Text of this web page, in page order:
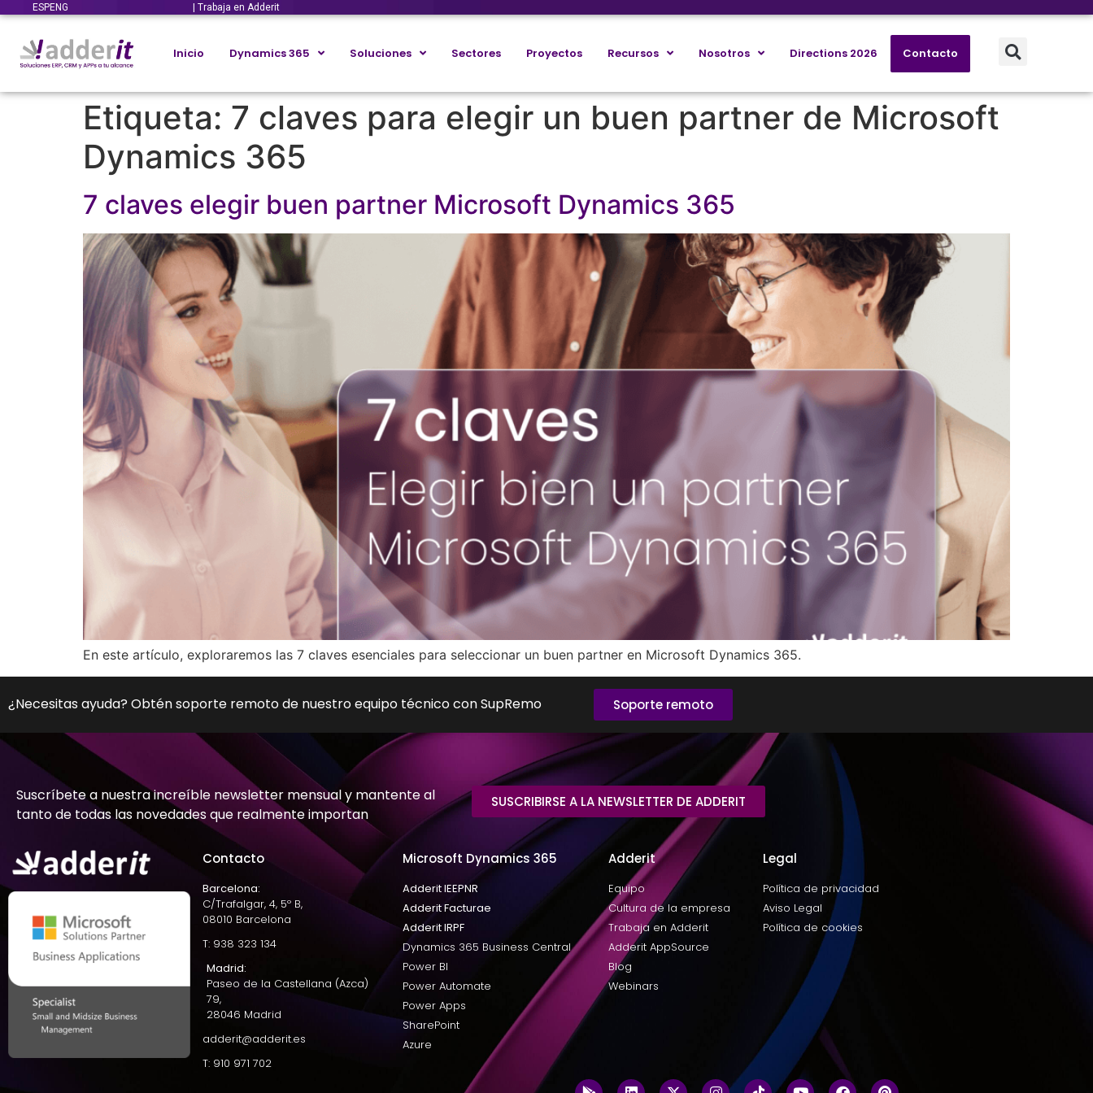
ESPENG | Trabaja en Adderit
Inicio Dynamics 365 Soluciones Sectores Proyectos Recursos Nosotros Directions 2026 Contacto
Etiqueta: 7 claves para elegir un buen partner de Microsoft
Dynamics 365
7 claves elegir buen partner Microsoft Dynamics 365
En este artículo, exploraremos las 7 claves esenciales para seleccionar un buen partner en Microsoft Dynamics 365.
¿Necesitas ayuda? Obtén soporte remoto de nuestro equipo técnico con SupRemo Soporte remoto
Suscríbete a nuestra increíble newsletter mensual y mantente al
tanto de todas las novedades que realmente importan
SUSCRIBIRSE A LA NEWSLETTER DE ADDERIT
Contacto
Barcelona:
C/Trafalgar, 4, 5º B,
08010 Barcelona
T: 938 323 134
Madrid:
Paseo de la Castellana (Azca)
79,
28046 Madrid
adderit@adderit.es
T: 910 971 702
Microsoft Dynamics 365
Adderit IEEPNR
Adderit Facturae
Adderit IRPF
Dynamics 365 Business Central
Power BI
Power Automate
Power Apps
SharePoint
Azure
Adderit
Equipo
Cultura de la empresa
Trabaja en Adderit
Adderit AppSource
Blog
Webinars
Legal
Política de privacidad
Aviso Legal
Política de cookies